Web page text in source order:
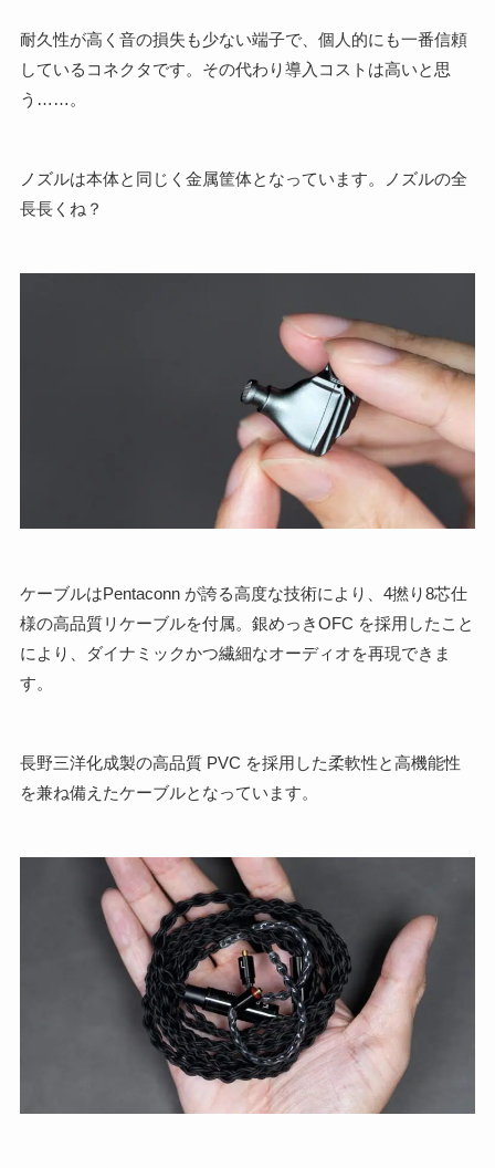
耐久性が高く音の損失も少ない端子で、個人的にも一番信頼
しているコネクタです。その代わり導入コストは高いと思
う……。
ノズルは本体と同じく金属筐体となっています。ノズルの全
長長くね？
ケーブルはPentaconn が誇る高度な技術により、4撚り8芯仕
様の高品質リケーブルを付属。銀めっきOFC を採用したこと
により、ダイナミックかつ繊細なオーディオを再現できま
す。
⾧野三洋化成製の高品質 PVC を採用した柔軟性と高機能性
を兼ね備えたケーブルとなっています。